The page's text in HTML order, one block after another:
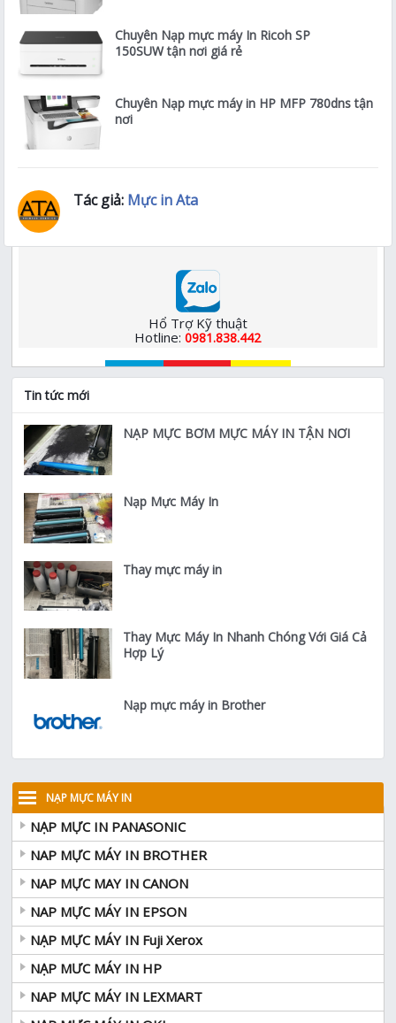
Chuyên Nạp mực máy In Ricoh SP
150SUW tận nơi giá rẻ
Chuyên Nạp mực máy in HP MFP 780dns tận
nơi
Tác giả: Mực in Ata
Hổ Trợ Kỹ thuật
Hotline:0981.838.442
Tin tức mới
NẠP MỰC BƠM MỰC MÁY IN TẬN NƠI
Nạp Mực Máy In
Thay mực máy in
Thay Mực Máy In Nhanh Chóng Với Giá Cả
Hợp Lý
Nạp mực máy in Brother
NẠP MỰC MÁY IN
NẠP MỰC IN PANASONIC
NAP MỰC MÁY IN BROTHER
NAP MỰC MAY IN CANON
NAP MỰC MÁY IN EPSON
NẠP MỰC MÁY IN Fuji Xerox
NẠP MƯC MÁY IN HP
NAP MỰC MÁY IN LEXMART